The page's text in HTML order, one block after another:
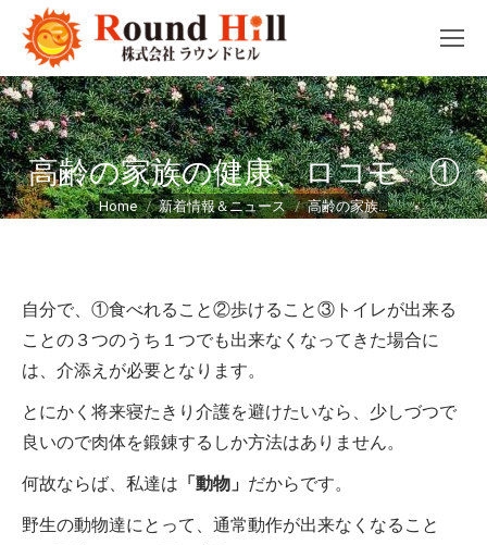
高齢の家族の健康、ロコモ ①
You are here:
Home 新着情報＆ニュース 高齢の家族…
自分で、①食べれること②歩けること③トイレが出来る
ことの３つのうち１つでも出来なくなってきた場合に
は、介添えが必要となります。
とにかく将来寝たきり介護を避けたいなら、少しづつで
良いので肉体を鍛錬するしか方法はありません。
何故ならば、私達は 「動物」 だからです。
野生の動物達にとって、通常動作が出来なくなること